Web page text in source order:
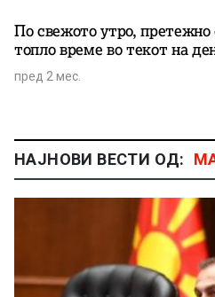
По свежото утро, претежно
топло време во текот на
пред 2 мес.
НАЈНОВИ ВЕСТИ ОД: